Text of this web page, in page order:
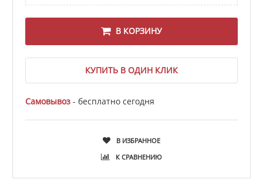
В КОРЗИНУ
КУПИТЬ В ОДИН КЛИК
Самовывоз - бесплатно сегодня
В ИЗБРАННОЕ
К СРАВНЕНИЮ